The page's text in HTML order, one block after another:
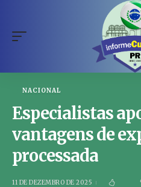
NACIONAL
Especialistas
vantagens de
processada
11 DE DEZEMBRO DE 2025